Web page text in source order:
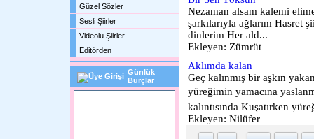
Güzel Sözler
Sesli Şiirler
Videolu Şiirler
Editörden
Günlük
Burçlar
Nezaman alsam kalemi
şarkılarıyla ağlarım Hasret
dinlerim Her ald...
Ekleyen: Zümrüt
Aklımda kalan
Geç kalınmış bir aşkın
yüreğimin yamacına
kalıntısında Kuşatırken
Ekleyen: Nilüfer